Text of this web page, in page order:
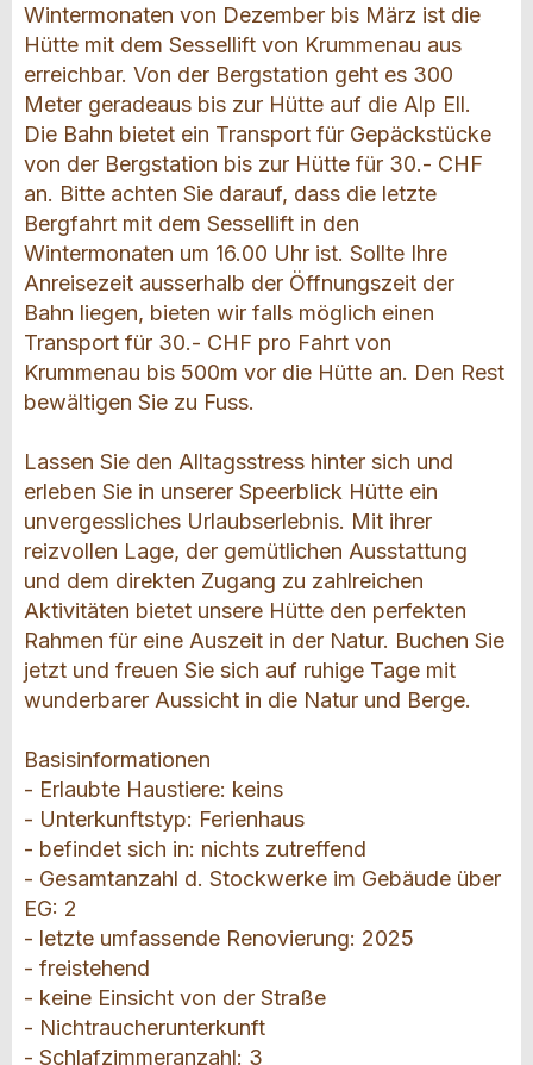
Wintermonaten von Dezember bis März ist die
Hütte mit dem Sessellift von Krummenau aus
erreichbar. Von der Bergstation geht es 300
Meter geradeaus bis zur Hütte auf die Alp Ell.
Die Bahn bietet ein Transport für Gepäckstücke
von der Bergstation bis zur Hütte für 30.- CHF
an. Bitte achten Sie darauf, dass die letzte
Bergfahrt mit dem Sessellift in den
Wintermonaten um 16.00 Uhr ist. Sollte Ihre
Anreisezeit ausserhalb der Öffnungszeit der
Bahn liegen, bieten wir falls möglich einen
Transport für 30.- CHF pro Fahrt von
Krummenau bis 500m vor die Hütte an. Den Rest
bewältigen Sie zu Fuss.
Lassen Sie den Alltagsstress hinter sich und
erleben Sie in unserer Speerblick Hütte ein
unvergessliches Urlaubserlebnis. Mit ihrer
reizvollen Lage, der gemütlichen Ausstattung
und dem direkten Zugang zu zahlreichen
Aktivitäten bietet unsere Hütte den perfekten
Rahmen für eine Auszeit in der Natur. Buchen Sie
jetzt und freuen Sie sich auf ruhige Tage mit
wunderbarer Aussicht in die Natur und Berge.
Basisinformationen
- Erlaubte Haustiere: keins
- Unterkunftstyp: Ferienhaus
- befindet sich in: nichts zutreffend
- Gesamtanzahl d. Stockwerke im Gebäude über
EG: 2
- letzte umfassende Renovierung: 2025
- freistehend
- keine Einsicht von der Straße
- Nichtraucherunterkunft
- Schlafzimmeranzahl: 3